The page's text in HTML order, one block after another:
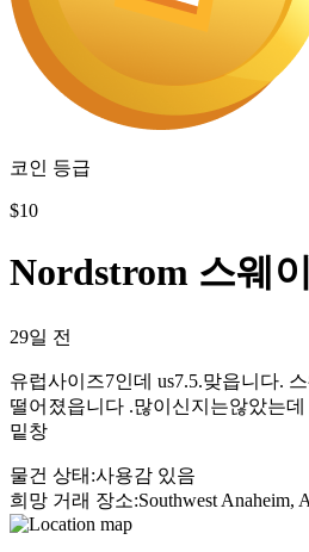
코인 등급
$10
Nordstrom 스웨
29일 전
유럽사이즈7인데 us7.5.맞읍니다.
떨어졌읍니다 .많이신지는않았는
밑창
물건 상태 :사용감 있음
희망 거래 장소:Southwest Anaheim,